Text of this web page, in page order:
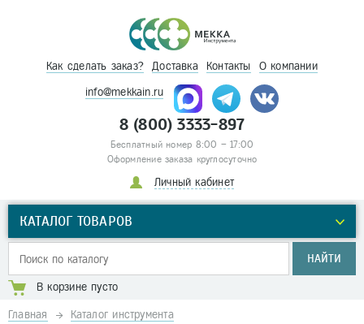
Как сделать заказ? Доставка Контакты О компании
info@mekkain.ru
8 (800) 3333-897
Бесплатный номер 8:00 – 17:00
Оформление заказа круглосуточно
Личный кабинет
КАТАЛОГ ТОВАРОВ
НАЙТИ
В корзине пусто
Главная
Каталог инструмента